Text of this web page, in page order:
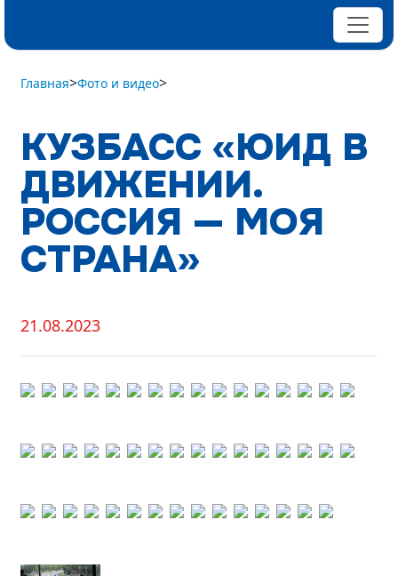
Главная>Фото и видео>
КУЗБАСС «ЮИД В
ДВИЖЕНИИ.
РОССИЯ — МОЯ
СТРАНА»
21.08.2023